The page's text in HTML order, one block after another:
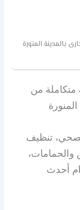
بالمدينة المنورة
من
تنظيف
والحمامات،
أحدث